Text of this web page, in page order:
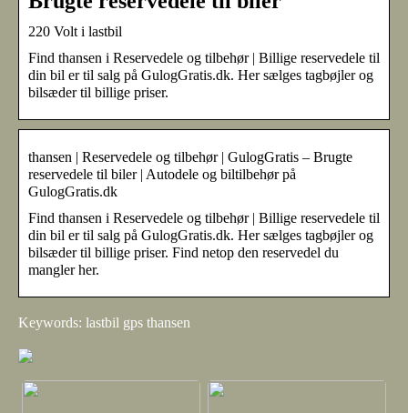
220 Volt i lastbil
Find thansen i Reservedele og tilbehør | Billige reservedele til
din bil er til salg på GulogGratis.dk. Her sælges tagbøjler og
bilsæder til billige priser.
thansen | Reservedele og tilbehør | GulogGratis – Brugte
reservedele til biler | Autodele og biltilbehør på
GulogGratis.dk
Find thansen i Reservedele og tilbehør | Billige reservedele til
din bil er til salg på GulogGratis.dk. Her sælges tagbøjler og
bilsæder til billige priser. Find netop den reservedel du
mangler her.
Keywords: lastbil gps thansen